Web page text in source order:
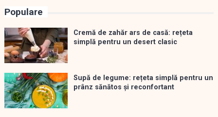
Populare
Cremă de zahăr ars de casă: rețeta
simplă pentru un desert clasic
Supă de legume: rețeta simplă pentru un
prânz sănătos și reconfortant